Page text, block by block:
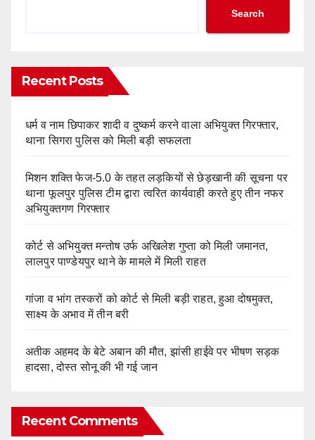
Search
Recent Posts
धर्म व नाम छिपाकर शादी व दुष्कर्म करने वाला अभियुक्त गिरफ्तार,
थाना सिगरा पुलिस को मिली बड़ी सफलता
मिशन शक्ति फेज-5.0 के तहत लड़कियों से छेड़खानी की सूचना पर
थाना फूलपुर पुलिस टीम द्वारा त्वरित कार्यवाही करते हुए तीन नफर
अभियुक्तगण गिरफ्तार
कोर्ट से अभियुक्त मन्तोष उर्फ अखिलेश गुप्ता को मिली जमानत,
लालपुर पाण्डेयपुर थाने के मामले में मिली राहत
गांजा व भांग तस्करों को कोर्ट से मिली बड़ी राहत, हुआ दोषमुक्त,
साक्ष्य के अभाव में तीन बरी
अतीक अहमद के बेटे अबान की मौत, झांसी हाईवे पर भीषण सड़क
हादसा, दोस्त सोनू की भी गई जान
Recent Comments